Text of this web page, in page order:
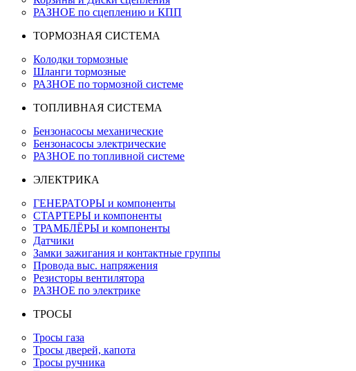
РАЗНОЕ по сцеплению и КПП
ТОРМОЗНАЯ СИСТЕМА
Колодки тормозные
Шланги тормозные
РАЗНОЕ по тормозной системе
ТОПЛИВНАЯ СИСТЕМА
Бензонасосы механические
Бензонасосы электрические
РАЗНОЕ по топливной системе
ЭЛЕКТРИКА
ГЕНЕРАТОРЫ и компоненты
СТАРТЕРЫ и компоненты
ТРАМБЛЁРЫ и компоненты
Датчики
Замки зажигания и контактные группы
Провода выс. напряжения
Резисторы вентилятора
РАЗНОЕ по электрике
ТРОСЫ
Тросы газа
Тросы дверей, капота
Тросы ручника